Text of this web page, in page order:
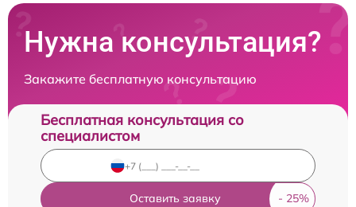
Нужна консультация?
Закажите бесплатную консультацию
Бесплатная консультация со
специалистом
Оставить заявку